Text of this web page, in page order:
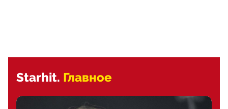
Starhit. Главное